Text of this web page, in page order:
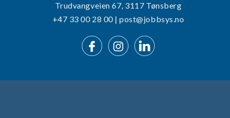
Trudvangveien 67, 3117 Tønsberg
+47 33 00 28 00 | post@jobbsys.no